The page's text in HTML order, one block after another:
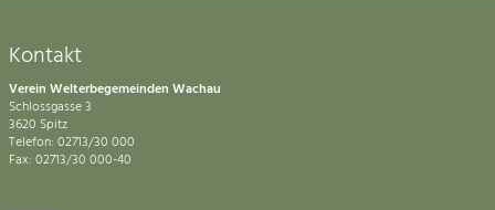
Kontakt
Verein Welterbegemeinden Wachau
Schlossgasse 3
3620 Spitz
Telefon: 02713/30 000
Fax: 02713/30 000-40